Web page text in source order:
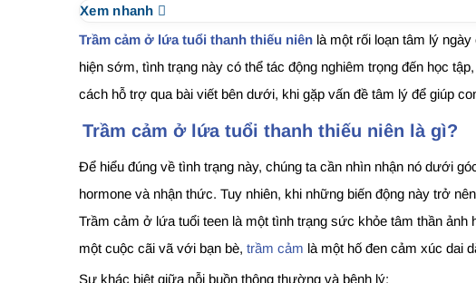
Xem nhanh
Trầm cảm ở lứa tuổi thanh thiếu niên là một rối loạn tâm lý
hiện sớm, tình trạng này có thể tác động nghiêm trọng đến học
cách hỗ trợ qua bài viết bên dưới, khi gặp vấn đề tâm lý để giúp
Trầm cảm ở lứa tuổi thanh thiếu niên là gì?
Để hiểu đúng về tình trạng này, chúng ta cần nhìn nhận nó dưới
hormone và nhận thức. Tuy nhiên, khi những biến động này trở
Trầm cảm ở lứa tuổi teen là một tình trạng sức khỏe tâm thần
một cuộc cãi vã với bạn bè, trầm cảm là một hố đen cảm xúc dai
Sự khác biệt giữa nỗi buồn thông thường và bệnh lý: